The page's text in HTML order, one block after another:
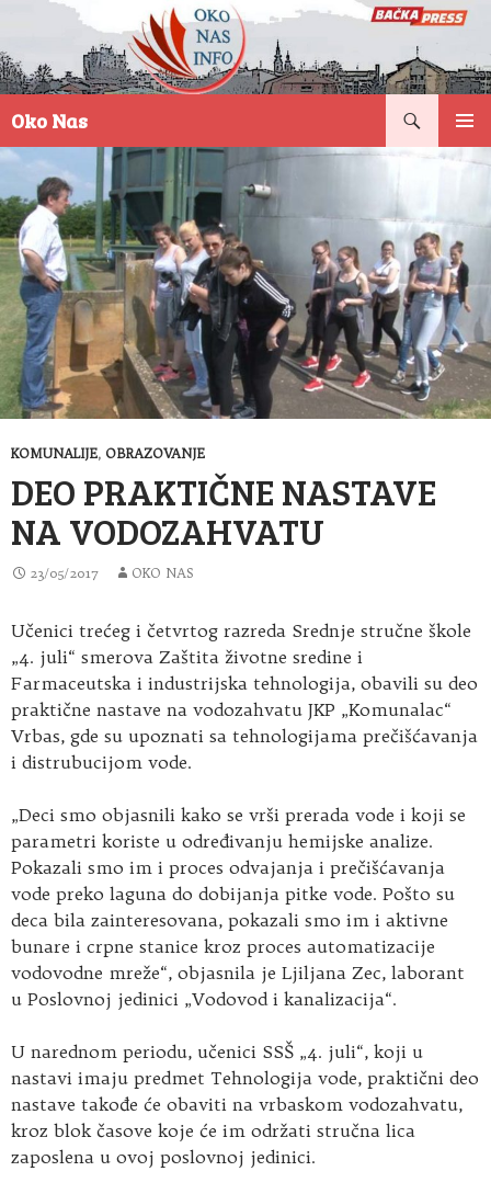
Oko Nas
NA
SADRŽAJ
KOMUNALIJE, OBRAZOVANJE
DEO PRAKTIČNE NASTAVE
NA VODOZAHVATU
23/05/2017 OKO NAS
Učenici trećeg i četvrtog razreda Srednje stručne škole
„4. juli“ smerova Zaštita životne sredine i
Farmaceutska i industrijska tehnologija, obavili su deo
praktične nastave na vodozahvatu JKP „Komunalac“
Vrbas, gde su upoznati sa tehnologijama prečišćavanja
i distrubucijom vode.
„Deci smo objasnili kako se vrši prerada vode i koji se
parametri koriste u određivanju hemijske analize.
Pokazali smo im i proces odvajanja i prečišćavanja
vode preko laguna do dobijanja pitke vode. Pošto su
deca bila zainteresovana, pokazali smo im i aktivne
bunare i crpne stanice kroz proces automatizacije
vodovodne mreže“, objasnila je Ljiljana Zec, laborant
u Poslovnoj jedinici „Vodovod i kanalizacija“.
U narednom periodu, učenici SSŠ „4. juli“, koji u
nastavi imaju predmet Tehnologija vode, praktični deo
nastave takođe će obaviti na vrbaskom vodozahvatu,
kroz blok časove koje će im održati stručna lica
zaposlena u ovoj poslovnoj jedinici.